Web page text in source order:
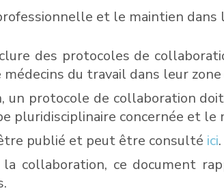
et le maintien dans
des protocoles de
du travail dans leur zone
protocole de collaboration
pluridisciplinaire concernée et le
publié et peut être consulté ici.
collaboration, ce document